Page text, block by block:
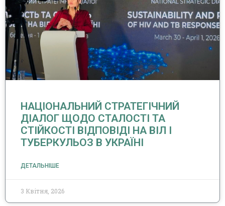
НАЦІОНАЛЬНИЙ СТРАТЕГІЧНИЙ
ДІАЛОГ ЩОДО СТАЛОСТІ ТА
СТІЙКОСТІ ВІДПОВІДІ НА ВІЛ І
ТУБЕРКУЛЬОЗ В УКРАЇНІ
ДЕТАЛЬНІШЕ
3 Квітня, 2026